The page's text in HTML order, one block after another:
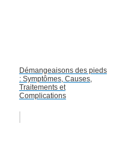
Démangeaisons des pieds
: Symptômes, Causes,
Traitements et
Complications